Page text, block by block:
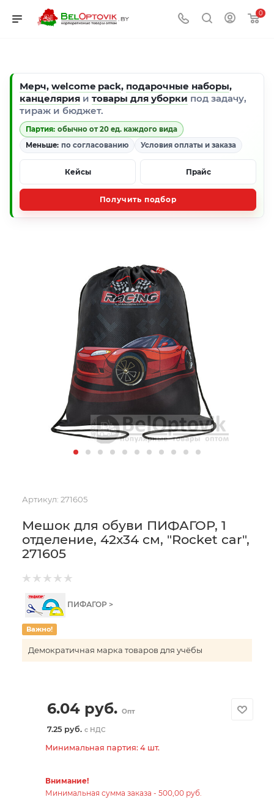
0
Мерч, welcome pack, подарочные наборы,
канцелярия и товары для уборки под задачу,
тираж и бюджет.
Партия: обычно от 20 ед. каждого вида
Меньше: по согласованию Условия оплаты и заказа
Кейсы Прайс
Получить подбор
Артикул: 271605
Мешок для обуви ПИФАГОР, 1
отделение, 42х34 см, "Rocket car",
271605
ПИФАГОР >
Важно!
Демократичная марка товаров для учёбы
6.04руб. Опт
7.25 руб. с НДС
Минимальная партия: 4 шт.
Внимание!
Минимальная сумма заказа - 500,00 руб.